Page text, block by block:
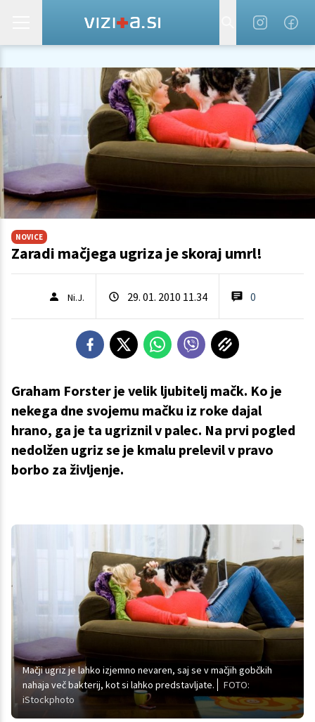
NOVICE
Zaradi mačjega ugriza je skoraj umrl!
Ni.J. 29. 01. 2010 11.34 0
Graham Forster je velik ljubitelj mačk. Ko je
nekega dne svojemu mačku iz roke dajal
hrano, ga je ta ugriznil v palec. Na prvi pogled
nedolžen ugriz se je kmalu prelevil v pravo
borbo za življenje.
Mačji ugriz je lahko izjemno nevaren, saj se v mačjih gobčkih
nahaja več bakterij, kot si lahko predstavljate.
FOTO:
iStockphoto